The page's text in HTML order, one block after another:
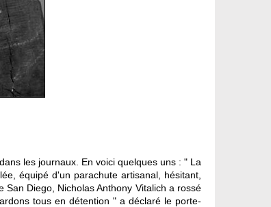
les journaux. En voici quelques uns : " La
équipé d'un parachute artisanal, hésitant,
Diego, Nicholas Anthony Vitalich a rossé
tous en détention " a déclaré le porte-